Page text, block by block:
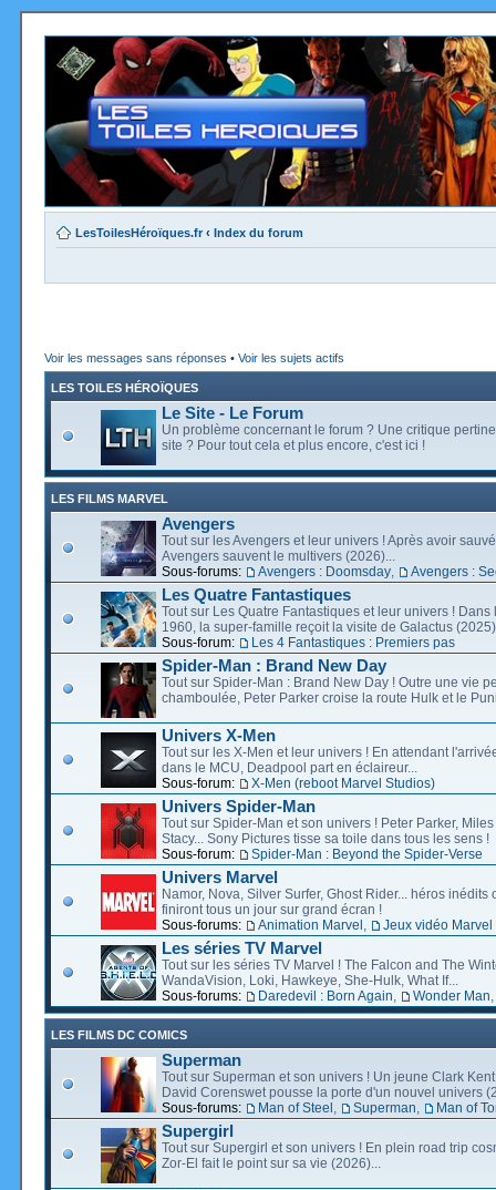
LesToilesHéroïques.fr ‹ Index du forum
Voir les messages sans réponses • Voir les sujets actifs
LES TOILES HÉROÏQUES
Le Site - Le Forum
Un problème concernant le forum ? Une critique
site ? Pour tout cela et plus encore, c'est ici !
LES FILMS MARVEL
Avengers
Tout sur les Avengers et leur univers ! Après avoir
Avengers sauvent le multivers (2026)...
Sous-forums:
Avengers : Doomsday Avengers :
Les Quatre Fantastiques
Tout sur Les Quatre Fantastiques et leur univers ! Dans
1960, la super-famille reçoit la visite de Galactus
Sous-forum:
Les 4 Fantastiques : Premiers pas
Spider-Man : Brand New Day
Tout sur Spider-Man : Brand New Day ! Outre une vie
chamboulée, Peter Parker croise la route Hulk et le
Univers X-Men
Tout sur les X-Men et leur univers ! En attendant
dans le MCU, Deadpool part en éclaireur...
Sous-forum:
X-Men (reboot Marvel Studios)
Univers Spider-Man
Tout sur Spider-Man et son univers ! Peter Parker,
Stacy... Sony Pictures tisse sa toile dans tous les sens !
Sous-forum:
Spider-Man : Beyond the Spider-Verse
Univers Marvel
Namor, Nova, Silver Surfer, Ghost Rider... héros inédits
finiront tous un jour sur grand écran !
Sous-forums:
Animation Marvel Jeux vidéo Marvel
Les séries TV Marvel
Tout sur les séries TV Marvel ! The Falcon and The
WandaVision, Loki, Hawkeye, She-Hulk, What If...
Sous-forums:
Daredevil : Born Again Wonder Man
LES FILMS DC COMICS
Superman
Tout sur Superman et son univers ! Un jeune Clark
David Corenswet pousse la porte d'un nouvel univers
Sous-forums:
Man of Steel Superman Man of
Supergirl
Tout sur Supergirl et son univers ! En plein road trip
Zor-El fait le point sur sa vie (2026)...